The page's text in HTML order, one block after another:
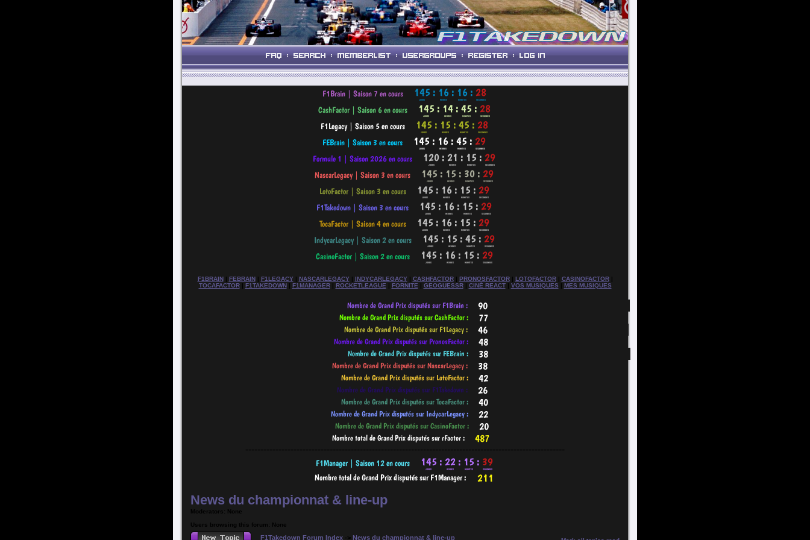
F1BRAIN| FEBRAIN| F1LEGACY| NASCARLEGACY| INDYCARLEGACY| CASHFACTOR| PRONOSFACTOR| LOTOFACTOR| CASINOFACTOR|
TOCAFACTOR| F1TAKEDOWN| F1MANAGER| ROCKETLEAGUE | FORNITE | GEOGUESSR| CINÉ REACT| VOS MUSIQUES | MES MUSIQUES
----------------------------------------------------------------------------------------------------------
News du championnat & line-up
Moderators: None
Users browsing this forum: None
F1Takedown Forum Index -> News du championnat & line-up